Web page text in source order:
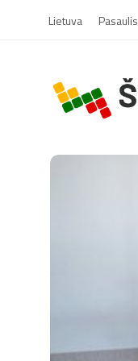
Lietuva Pasaulis
S
a